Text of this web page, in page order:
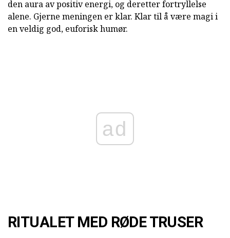
den aura av positiv energi, og deretter fortryllelse
alene. Gjerne meningen er klar. Klar til å være magi i
en veldig god, euforisk humør.
ad
RITUALET MED RØDE TRUSER